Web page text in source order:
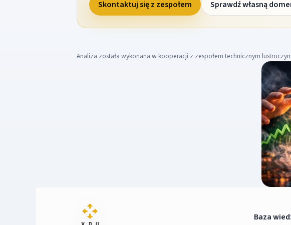
Skontaktuj się z zespołem Sprawdź własną
Analiza została wykonana w kooperacji z zespołem technicznym
Baza